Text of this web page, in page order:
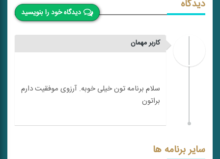
دیدگاه خود را بنویسید
دیدگاه
کاربر مهمان
سلام برنامه تون خیلی خوبه. آرزوی موفقیت دارم
سایر برنامه ها